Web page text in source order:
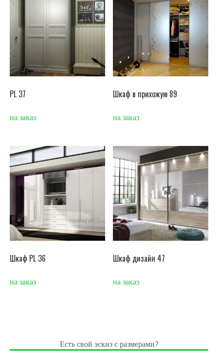
PL 37
на заказ
Шкаф в прихожую 89
на заказ
Шкаф PL 36
на заказ
Шкаф дизайн 47
на заказ
Есть свой эскиз с размерами?